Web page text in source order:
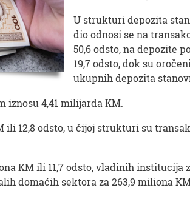
U strukturi depozita
dio odnosi se na
50,6 odsto, na depozite
19,7 odsto, dok su
ukupnih depozita
iznosu 4,41 milijarda KM.
ili 12,8 odsto, u čijoj strukturi su
KM ili 11,7 odsto, vladinih institucija
domaćih sektora za 263,9 miliona